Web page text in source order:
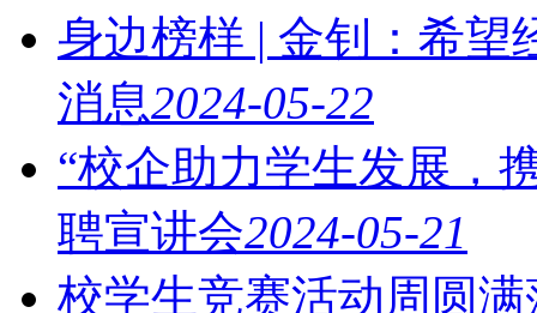
身边榜样 | 金钊：希望
消息2024-05-22
“校企助力学生发展，
聘宣讲会2024-05-21
校学生竞赛活动周圆